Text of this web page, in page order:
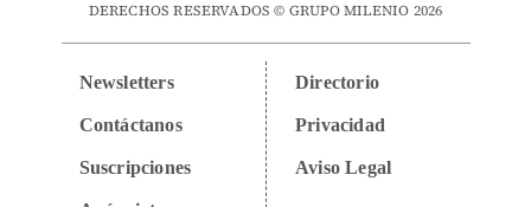
DERECHOS RESERVADOS © GRUPO MILENIO 2026
Newsletters
Contáctanos
Suscripciones
Directorio
Privacidad
Aviso Legal